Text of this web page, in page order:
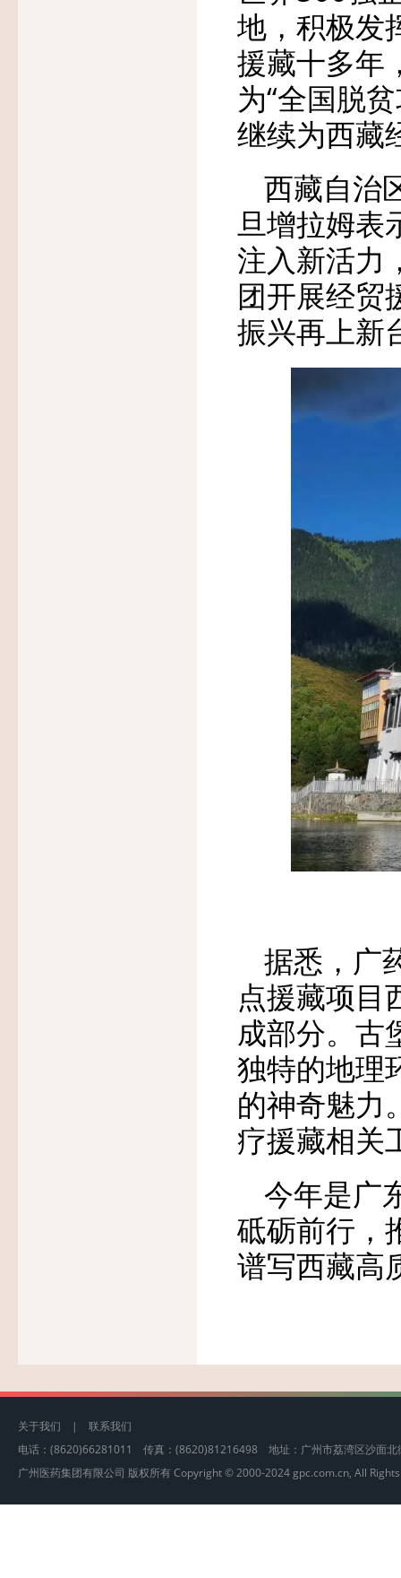
地，积极发
援藏十多年
为“全国脱
继续为西藏
西藏自治
旦增拉姆表
注入新活力
团开展经贸
振兴再上新
据悉，广
点援藏项目
成部分。古
独特的地理
的神奇魅力
疗援藏相关
今年是广
砥砺前行，
谱写西藏高
关于我们 | 联系我们
电话：(8620)66281011 传真：(8620)81216498 地址：广州市荔湾区沙
广州医药集团有限公司 版权所有 Copyright © 2000-2024 gpc.com.cn, All